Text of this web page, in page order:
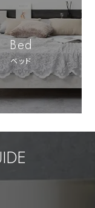
Bed
ベッド